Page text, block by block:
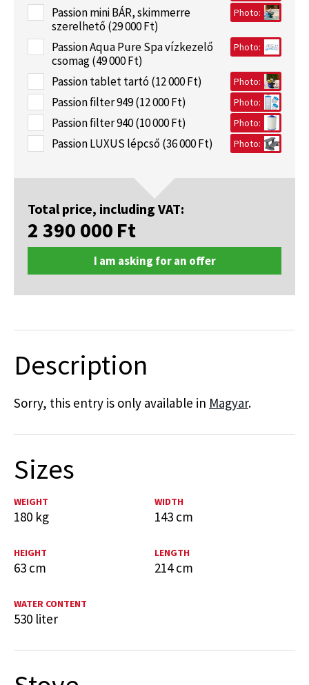
Passion mini BÁR, skimmerre
szerelhető (29 000 Ft)
Photo:
Passion Aqua Pure Spa vízkezelő
csomag (49 000 Ft)
Photo:
Passion tablet tartó (12 000 Ft) Photo:
Passion filter 949 (12 000 Ft) Photo:
Passion filter 940 (10 000 Ft) Photo:
Passion LUXUS lépcső (36 000 Ft) Photo:
Total price, including VAT:
2 390 000 Ft
I am asking for an offer
Description
Sorry, this entry is only available in Magyar.
Sizes
WEIGHT
180 kg
WIDTH
143 cm
HEIGHT
63 cm
LENGTH
214 cm
WATER CONTENT
530 liter